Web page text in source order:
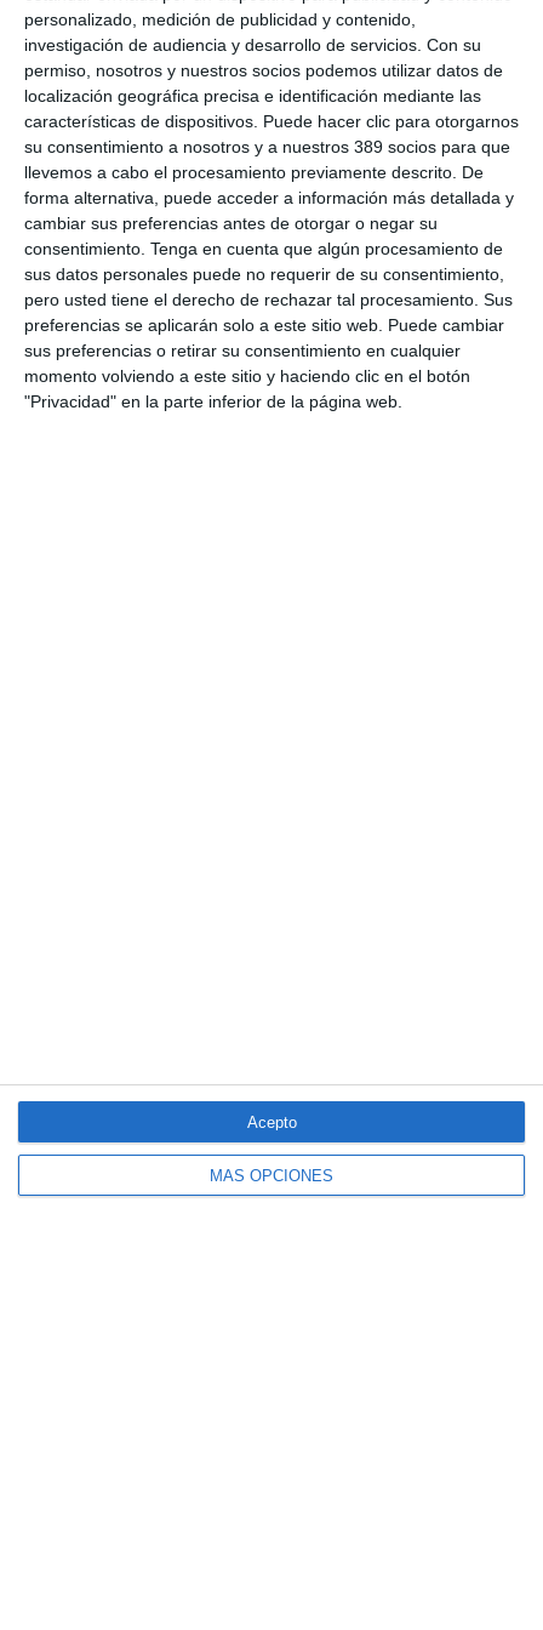
personalizado, medición de publicidad y contenido,
investigación de audiencia y desarrollo de servicios. Con su
permiso, nosotros y nuestros socios podemos utilizar datos de
localización geográfica precisa e identificación mediante las
características de dispositivos. Puede hacer clic para otorgarnos
su consentimiento a nosotros y a nuestros 389 socios para que
llevemos a cabo el procesamiento previamente descrito. De
forma alternativa, puede acceder a información más detallada y
cambiar sus preferencias antes de otorgar o negar su
consentimiento. Tenga en cuenta que algún procesamiento de
sus datos personales puede no requerir de su consentimiento,
pero usted tiene el derecho de rechazar tal procesamiento. Sus
preferencias se aplicarán solo a este sitio web. Puede cambiar
sus preferencias o retirar su consentimiento en cualquier
momento volviendo a este sitio y haciendo clic en el botón
"Privacidad" en la parte inferior de la página web.
MÁS OPCIONES
Acepto
Si quiere recibir diariamente y GRATIS noticias como esta,
pinche aquí.
LO ÚLTIMO
La verdad sobre la IA en el seguro: qué funciona ya y qué sigue
siendo una promesa
Munich Re alcanza un beneficio de casi 4.000 millones y
mantiene sus previsiones para 2026
Allianz gana un 15,5% más en el semestre y confirma sus
objetivos para 2026
Generali dispara un 51,4% el beneficio operativo del negocio de
No Vida en España en el semestre
AXA XL adquiere S-RM, consultora especializada en inteligencia
corporativa y ciberseguridad
especiales ante los últimos incendios
forestales